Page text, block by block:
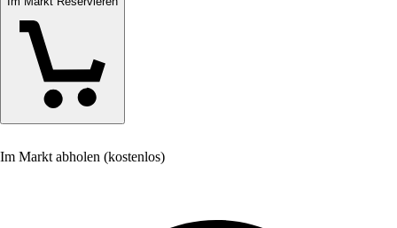
Im Markt abholen (kostenlos)